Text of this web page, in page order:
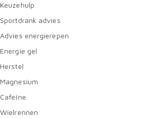
Keuzehulp
Sportdrank advies
Advies energierepen
Energie gel
Herstel
Magnesium
Cafeïne
Wielrennen